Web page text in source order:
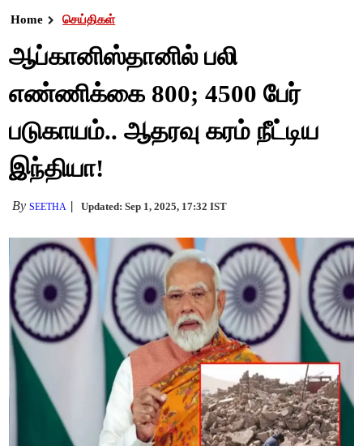
Home செய்திகள்
ஆப்கானிஸ்தானில் பலி
எண்ணிக்கை 800; 4500 பேர்
படுகாயம்.. ஆதரவு கரம் நீட்டிய
இந்தியா!
BySEETHA Updated: Sep 1, 2025, 17:32 IST